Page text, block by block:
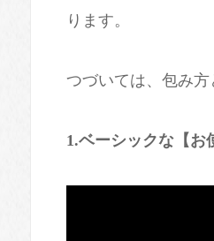
ります。
つづいては、包み
1.ベーシックな【お